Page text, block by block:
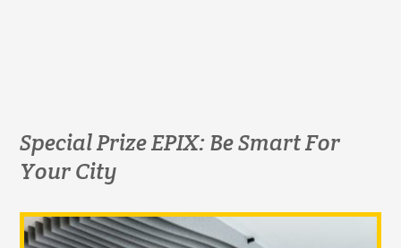
Special Prize EPIX: Be Smart For
Your City